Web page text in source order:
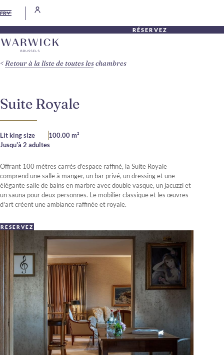
FR
RÉSERVEZ
Suite Royale
Lit king size
100.00 m²
Jusqu'à 2 adultes
Offrant 100 mètres carrés d'espace raffiné, la Suite Royale
comprend une salle à manger, un bar privé, un dressing et une
élégante salle de bains en marbre avec double vasque, un jacuzzi et
un sauna pour deux personnes. Le mobilier classique et les œuvres
d'art créent une ambiance raffinée et royale.
RÉSERVEZ
Retour à la liste de toutes les chambres